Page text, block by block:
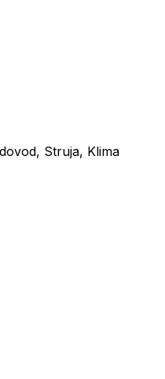
Struja, Klima